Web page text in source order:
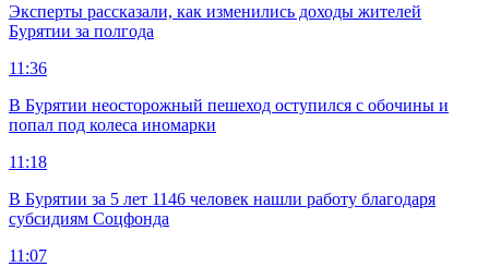
Эксперты рассказали, как изменились доходы жителей
Бурятии за полгода
11:36
В Бурятии неосторожный пешеход оступился с обочины и
попал под колеса иномарки
11:18
В Бурятии за 5 лет 1146 человек нашли работу благодаря
субсидиям Соцфонда
11:07